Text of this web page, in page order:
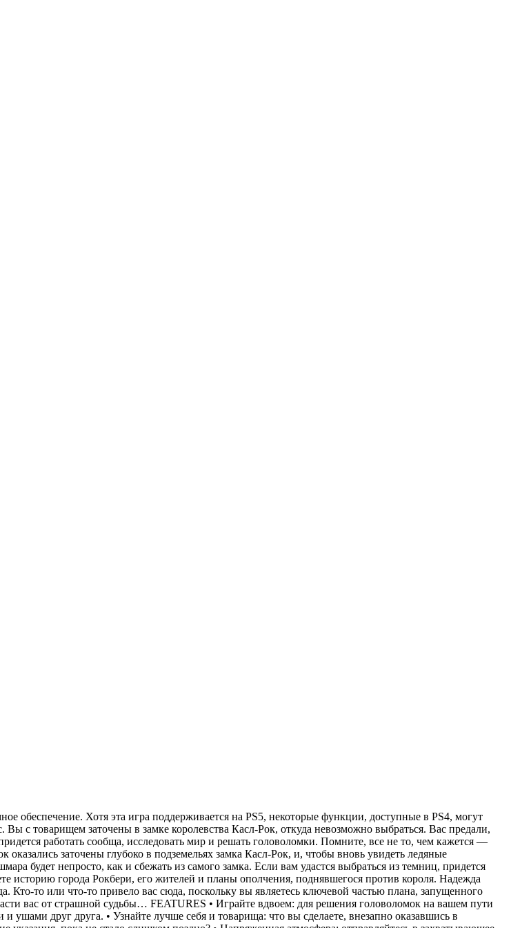
обеспечение. Хотя эта игра поддерживается на PS5, некоторые функции, доступные в PS4, могут
с товарищем заточены в замке королевства Касл-Рок, откуда невозможно выбраться. Вас предали,
работать сообща, исследовать мир и решать головоломки. Помните, все не то, чем кажется —
заточены глубоко в подземельях замка Касл-Рок, и, чтобы вновь увидеть ледяные
будет непросто, как и сбежать из самого замка. Если вам удастся выбраться из темниц, придется
историю города Рокбери, его жителей и планы ополчения, поднявшегося против короля. Надежда
Кто-то или что-то привело вас сюда, поскольку вы являетесь ключевой частью плана, запущенного
вас от страшной судьбы… FEATURES • Играйте вдвоем: для решения головоломок на вашем пути
ушами друг друга. • Узнайте лучше себя и товарища: что вы сделаете, внезапно оказавшись в